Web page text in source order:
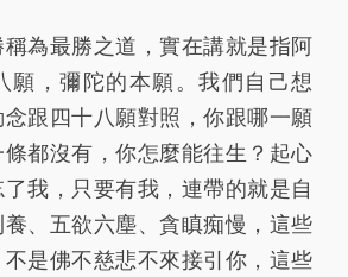
138 139 140
143 144 145
148 149 150
153 154 155
158 159 160
最勝之道，實在講就是指阿
願，彌陀的本願。我們自己想
跟四十八願對照，你跟哪一願
都沒有，你怎麼能往生？起心
我，只要有我，連帶的就是自
、五欲六塵、貪瞋痴慢，這些
是佛不慈悲不來接引你，這些